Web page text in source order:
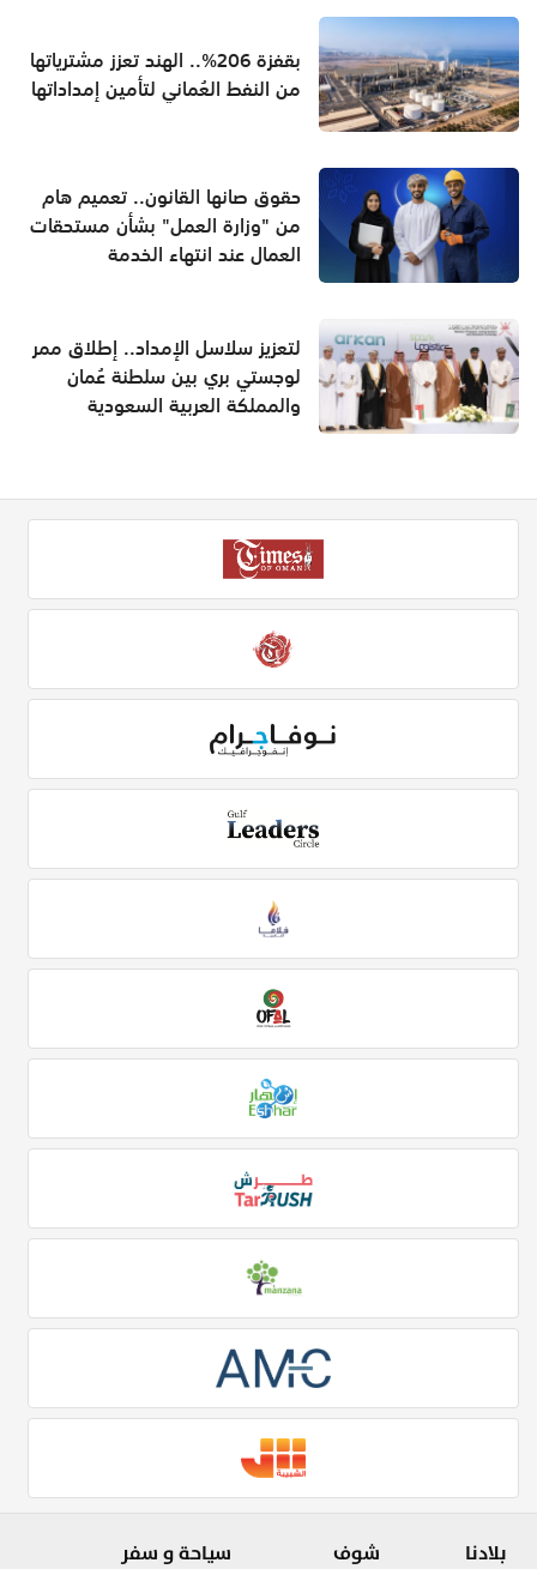
بقفزة 206%.. الهند تعزز مشترياتها
من النفط العُماني لتأمين إمداداتها
حقوق صانها القانون.. تعميم هام
من "وزارة العمل" بشأن مستحقات
العمال عند انتهاء الخدمة
لتعزيز سلاسل الإمداد.. إطلاق ممر
لوجستي بري بين سلطنة عُمان
والمملكة العربية السعودية
بلادنا شوف سياحة و سفر